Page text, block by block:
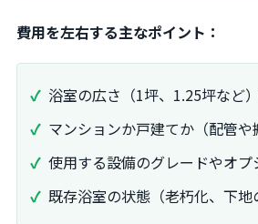
費用を左右する主なポイント：
浴室の広さ（1坪、1.25坪など
マンションか戸建てか（配管や
使用する設備のグレードやオプ
既存浴室の状態（老朽化、下地